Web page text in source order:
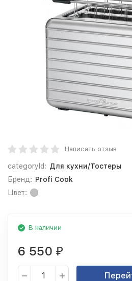
Написать отзыв
categoryId: Для кухни/Тостеры
Бренд: Profi Cook
Цвет:
В наличии
6 550 ₽